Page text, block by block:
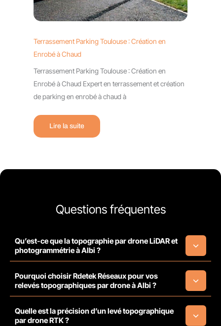
Terrassement Parking Toulouse : Création en
Enrobé à Chaud
Terrassement Parking Toulouse : Création en
Enrobé à Chaud Expert en terrassement et création
de parking en enrobé à chaud à
Lire la suite
Questions fréquentes
Qu’est-ce que la topographie par drone LiDAR et
photogrammétrie à Albi ?
Pourquoi choisir Rdetek Réseaux pour vos
relevés topographiques par drone à Albi ?
Quelle est la précision d’un levé topographique
par drone RTK ?